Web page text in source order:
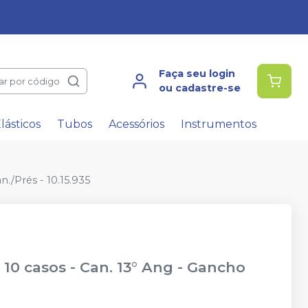
por código
Faça seu login
ou cadastre-se
Tubos Acessórios Instrumentos
Prés - 10.15.935
casos - Can. 13° Ang - Gancho